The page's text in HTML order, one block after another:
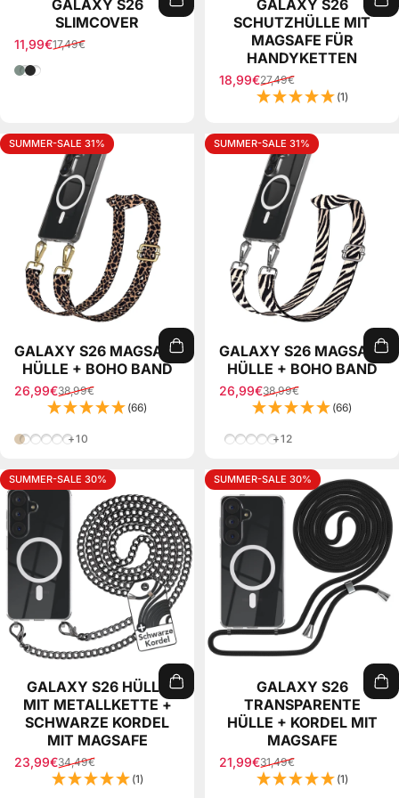
GALAXY S26
SLIMCOVER
Verkaufspreis
11,99€
Normaler Preis
17,49€
Transparent
Schwarz
GALAXY S26
SCHUTZHÜLLE MIT
MAGSAFE FÜR
HANDYKETTEN
Verkaufspreis
18,99€
Normaler Preis
27,49€
(1)
SUMMER-SALE 31%
GALAXY S26 MAGSAFE
HÜLLE + BOHO BAND
Verkaufspreis
26,99€
Normaler Preis
38,99€
(66)
Taupe Camouflage
Mint/Rosa Mix
Rosa Mix
Grau/Schwarz Mix
Grün Mix
+10
SUMMER-SALE 31%
GALAXY S26 MAGSAFE
HÜLLE + BOHO BAND
Verkaufspreis
26,99€
Normaler Preis
38,99€
(66)
Einhorn
Hellbraun/Braun
Blau/Weiß
Braun Wellen
Grün Wellen
+12
SUMMER-SALE 30%
GALAXY S26 HÜLLE
MIT METALLKETTE +
SCHWARZE KORDEL
MIT MAGSAFE
Verkaufspreis
23,99€
Normaler Preis
34,49€
(1)
SUMMER-SALE 30%
GALAXY S26
TRANSPARENTE
HÜLLE + KORDEL MIT
MAGSAFE
Verkaufspreis
21,99€
Normaler Preis
31,49€
(1)